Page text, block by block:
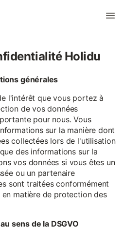
Holidu
générales
l'intérêt que vous portez à
de vos données
pour nous. Vous
sur la manière dont
collectées lors de l'utilisation
des informations sur la
vos données si vous êtes un
ou un partenaire
sont traitées conformément
matière de protection des
sens de la DSGVO